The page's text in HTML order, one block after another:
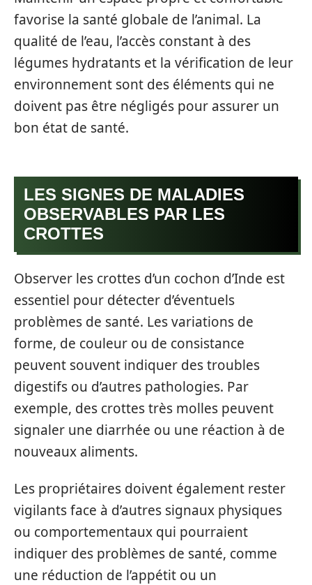
favorise la santé globale de l’animal. La
qualité de l’eau, l’accès constant à des
légumes hydratants et la vérification de leur
environnement sont des éléments qui ne
doivent pas être négligés pour assurer un
bon état de santé.
LES SIGNES DE MALADIES
OBSERVABLES PAR LES
CROTTES
Observer les crottes d’un cochon d’Inde est
essentiel pour détecter d’éventuels
problèmes de santé. Les variations de
forme, de couleur ou de consistance
peuvent souvent indiquer des troubles
digestifs ou d’autres pathologies. Par
exemple, des crottes très molles peuvent
signaler une diarrhée ou une réaction à de
nouveaux aliments.
Les propriétaires doivent également rester
vigilants face à d’autres signaux physiques
ou comportementaux qui pourraient
indiquer des problèmes de santé, comme
une réduction de l’appétit ou un